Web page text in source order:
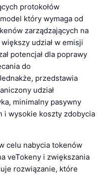
protokołów
który wymaga od
zarządzających na
udział w emisji
potencjał dla poprawy
do
przedstawia
udział
minimalny pasywny
i wysokie koszty zdobycia
celu nabycia tokenów
veTokeny i zwiększania
rozwiązanie, które